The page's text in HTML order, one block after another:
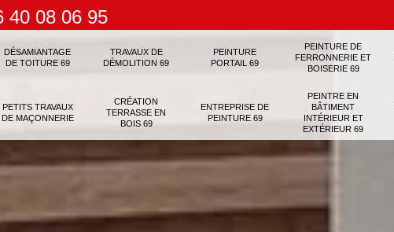
40 08 06 95
DÉSAMIANTAGE
DE TOITURE 69
TRAVAUX DE
DÉMOLITION 69
PEINTURE
PORTAIL 69
PEINTURE DE
FERRONNERIE ET
BOISERIE 69
PETITS TRAVAUX
DE MAÇONNERIE
CRÉATION
TERRASSE EN
BOIS 69
ENTREPRISE DE
PEINTURE 69
PEINTRE EN
BÂTIMENT
INTÉRIEUR ET
EXTÉRIEUR 69